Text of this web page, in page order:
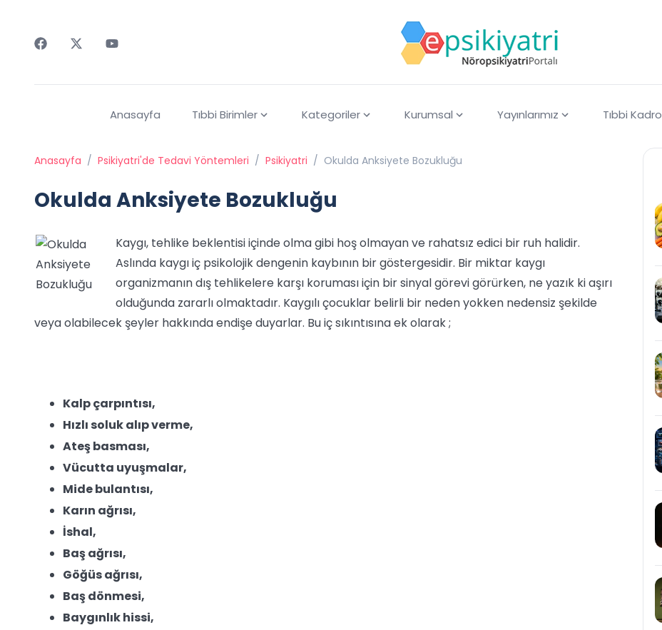
Anasayfa Tıbbi Birimler Kategoriler Kurumsal Yayınlarımız Tıbbi Kadro
Anasayfa / Psikiyatri'de Tedavi Yöntemleri / Psikiyatri / Okulda Anksiyete Bozukluğu
Okulda Anksiyete Bozukluğu
Kaygı, tehlike beklentisi içinde olma gibi hoş olmayan ve rahatsız edici bir ruh halidir.
Aslında kaygı iç psikolojik dengenin kaybının bir göstergesidir. Bir miktar kaygı
organizmanın dış tehlikelere karşı koruması için bir sinyal görevi görürken, ne yazık ki aşırı
olduğunda zararlı olmaktadır. Kaygılı çocuklar belirli bir neden yokken nedensiz şekilde
veya olabilecek şeyler hakkında endişe duyarlar. Bu iç sıkıntısına ek olarak ;
Kalp çarpıntısı,
Hızlı soluk alıp verme,
Ateş basması,
Vücutta uyuşmalar,
Mide bulantısı,
Karın ağrısı,
İshal,
Baş ağrısı,
Göğüs ağrısı,
Baş dönmesi,
Baygınlık hissi,